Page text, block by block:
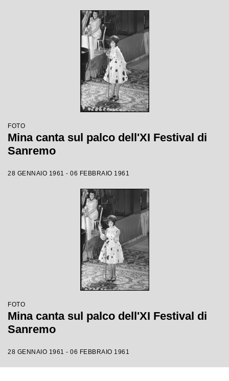
FOTO
Mina canta sul palco dell'XI Festival di
Sanremo
28 GENNAIO 1961 - 06 FEBBRAIO 1961
FOTO
Mina canta sul palco dell'XI Festival di
Sanremo
28 GENNAIO 1961 - 06 FEBBRAIO 1961